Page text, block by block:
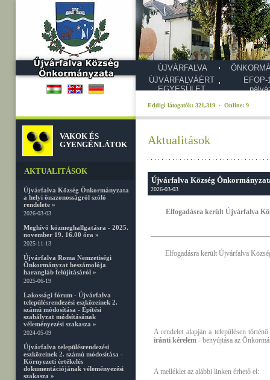
ÚJVÁRFALVA
ÚJVÁRFALVÁÉRT
EGYESÜLET
EFOP-
Eddigi látogatók: 321,319 · Online: 9
VAKOK ÉS
GYENGÉNLÁTOK
AKTUALITÁSOK
Újvárfalva Község Önkormányzata
a helyi önazonosságról szóló
rendelete »
2026-03-03
Meghívó közmeghallgatásra - 2025.
november 19. 16.00 óra »
2025-11-13
Újvárfalva Roma Nemzetiségi
Önkormányzat beszámolója
harangláb felújításáról »
2025-06-19
Lakossági fórum - Újvárfalva
településrendezési eszközeinek 2.
számú módosítása - Építési
szabályzat módsításának
véleményezési szakasza »
2024-05-09
Újvárfalva településrendezési
eszközeinek 2. számú módosítása -
Környezeti értékelés
dokumentációjának véleményezési
szakasza »
Aktualitások
Újvárfalva Község
2026-03-03
Elfogadásra került Újvárfalva
Elfogadásra került Újvárfalva
A rendelet alapján a településen
iránti kérelem - benyújtása az
A melléklet az alábbi linken érhető el: